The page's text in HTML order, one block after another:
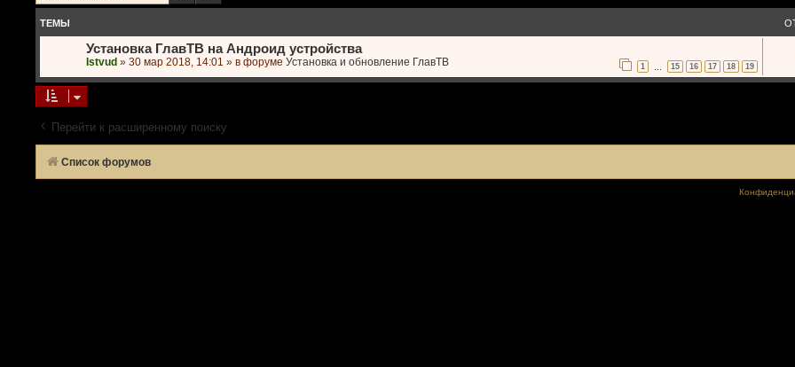
ТЕМЫ
Установка ГлавТВ на Андроид устройства
Istvud » 30 мар 2018, 14:01 » в форуме Установка и обновление ГлавТВ 1 15 16 17 18 19
Перейти к расширенному поиску
Список форумов